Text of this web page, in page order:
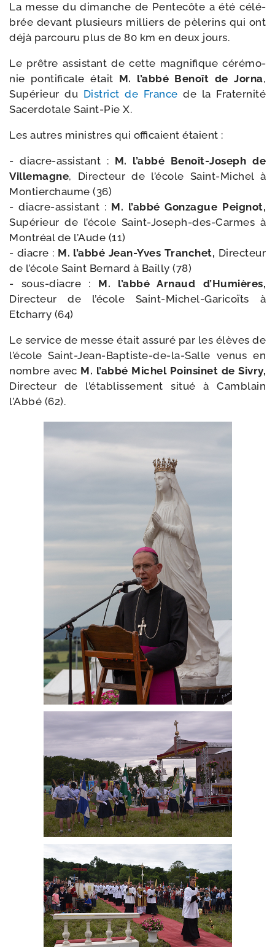
La messe du dimanche de Pentecôte a été célé­
brée devant plu­sieurs mil­liers de pèle­rins qui ont
déjà par­cou­ru plus de 80 km en deux jours.
Le prêtre assis­tant de cette magni­fique céré­mo­
nie pon­ti­fi­cale était M. l’ab­bé Benoît de Jorna,
Supérieur du District de France de la Fraternité
Sacerdotale Saint-​Pie X.
Les autres ministres qui offi­caient étaient :
- diacre-​assistant : M. l’ab­bé Benoît-​Joseph de
Villemagne, Directeur de l’é­cole Saint-​Michel à
Montierchaume (36)
- diacre-​assistant : M. l’ab­bé Gonzague Peignot,
Supérieur de l’é­cole Saint-​Joseph-​des-​Carmes à
Montréal de l’Aude (11)
- diacre : M. l’ab­bé Jean-​Yves Tranchet, Directeur
de l’é­cole Saint Bernard à Bailly (78)
- sous-​diacre : M. l’ab­bé Arnaud d’Humières,
Directeur de l’é­cole Saint-​Michel-​Garicoïts à
Etcharry (64)
Le ser­vice de messe était assu­ré par les élèves de
l’é­cole Saint-​Jean-​Baptiste-​de-​la-​Salle venus en
nombre avec M. l’ab­bé Michel Poinsinet de Sivry,
Directeur de l’é­ta­blis­se­ment situé à Camblain
l’Abbé (62).